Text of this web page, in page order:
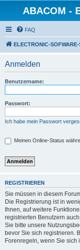
ABACOM -
FAQ
ELECTRONIC-SOFWARE-
Anmelden
Benutzername:
Passwort:
Ich habe mein Passwort
Meinen Online-Status
REGISTRIEREN
Sie müssen in diesem
Die Registrierung ist in
Ihnen, auf weitere
registrierten Benutzern
Sie bitte unsere
bevor Sie sich registrieren.
Forenregeln, wenn Sie